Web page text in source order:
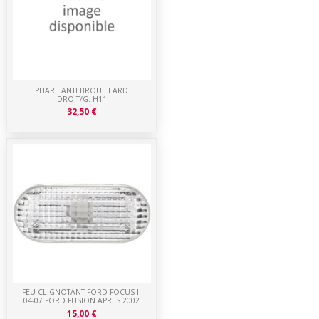
FEU CLIGNOTANT FORD FOCUS II
04-07 FORD FUSION APRES 2002
15,00 €
PHARE ANTI BROUILLARD
DROIT/G. H11
32,50 €